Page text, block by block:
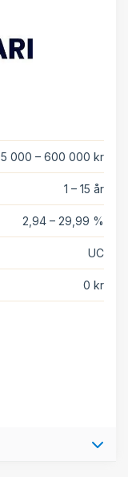
5 000 – 600 000 kr
1 – 15 år
2,94 – 29,99 %
UC
0 kr